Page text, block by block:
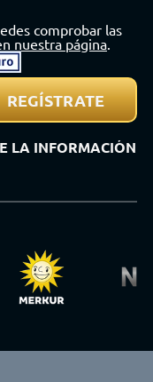
REGÍSTRATE
CLIENTE
SEGURO
DE BONOS
LA INFORMACIÓN